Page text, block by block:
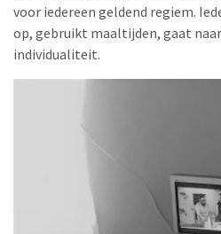
voor iedereen geldend regiem.
op, gebruikt maaltijden, gaat
individualiteit.